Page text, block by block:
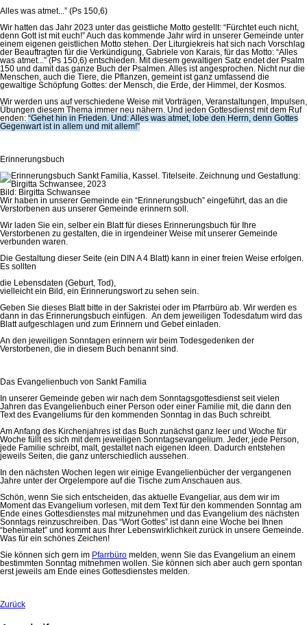
Alles was atmet...” (Ps 150,6)
Wir hatten das Jahr 2023 unter das geistliche Motto gestellt: “Fürchtet euch nicht,
denn Gott ist mit euch!” Auch das kommende Jahr wird in unserer Gemeinde unter
einem eigenen geistlichen Motto stehen. Der Liturgiekreis hat sich nach Vorschlag
der Beauftragten für die Verkündigung, Gabriele von Karais, für das Motto: “Alles
was atmet...” (Ps 150,6) entschieden. Mit diesem gewaltigen Satz endet der Psalm
150 und damit das ganze Buch der Psalmen. Alles ist angesprochen. Nicht nur die
Menschen, auch die Tiere, die Pflanzen, gemeint ist ganz umfassend die
gewaltige Schöpfung Gottes: der Mensch, die Erde, der Himmel, der Kosmos.
Wir werden uns auf verschiedene Weise mit Vorträgen, Veranstaltungen, Impulsen,
Übungen diesem Thema immer neu nähern. Und jeden Gottesdienst mit dem Ruf
enden: “Gehet hin in Frieden. Und: Alles was atmet, lobe den Herrn, denn Gottes
Gegenwart ist in allem und mit allem!”
Erinnerungsbuch
Bild: Birgitta Schwansee
Wir haben in unserer Gemeinde ein “Erinnerungsbuch” eingeführt, das an die
Verstorbenen aus unserer Gemeinde erinnern soll.
Wir laden Sie ein, selber ein Blatt für dieses Erinnerungsbuch für Ihre
Verstorbenen zu gestalten, die in irgendeiner Weise mit unserer Gemeinde
verbunden waren.
Die Gestaltung dieser Seite (ein DIN A 4 Blatt) kann in einer freien Weise erfolgen.
Es sollten
die Lebensdaten (Geburt, Tod),
vielleicht ein Bild, ein Erinnerungswort zu sehen sein.
Geben Sie dieses Blatt bitte in der Sakristei oder im Pfarrbüro ab. Wir werden es
dann in das Erinnerungsbuch einfügen. An dem jeweiligen Todesdatum wird das
Blatt aufgeschlagen und zum Erinnern und Gebet einladen.
An den jeweiligen Sonntagen erinnern wir beim Todesgedenken der
Verstorbenen, die in diesem Buch benannt sind.
Das Evangelienbuch von Sankt Familia
In unserer Gemeinde geben wir nach dem Sonntagsgottesdienst seit vielen
Jahren das Evangelienbuch einer Person oder einer Familie mit, die dann den
Text des Evangeliums für den kommenden Sonntag in das Buch schreibt.
Am Anfang des Kirchenjahres ist das Buch zunächst ganz leer und Woche für
Woche füllt es sich mit dem jeweiligen Sonntagsevangelium. Jeder, jede Person,
jede Familie schreibt, malt, gestaltet nach eigenen Ideen. Dadurch entstehen
jeweils Seiten, die ganz unterschiedlich aussehen.
In den nächsten Wochen legen wir einige Evangelienbücher der vergangenen
Jahre unter der Orgelempore auf die Tische zum Anschauen aus.
Schön, wenn Sie sich entscheiden, das aktuelle Evangeliar, aus dem wir im
Moment das Evangelium vorlesen, mit dem Text für den kommenden Sonntag am
Ende eines Gottesdienstes mal mitzunehmen und das Evangelium des nächsten
Sonntags reinzuschreiben. Das “Wort Gottes” ist dann eine Woche bei Ihnen
“beheimatet” und kommt aus Ihrer Lebenswirklichkeit zurück in unsere Gemeinde.
Was für ein schönes Zeichen!
Sie können sich gern im Pfarrbüro melden, wenn Sie das Evangelium an einem
bestimmten Sonntag mitnehmen wollen. Sie können sich aber auch gern spontan
erst jeweils am Ende eines Gottesdienstes melden.
Zurück